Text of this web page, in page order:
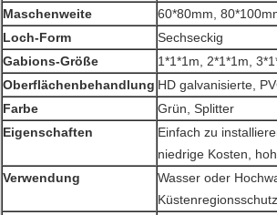
Maschenweite
60*80mm,
Loch-Form
Sechseckig
Gabions-Größe
1*1*1m, 2*1*1m,
Oberflächenbehandlung HD galvanisierte,
Farbe
Grün, Splitter
Eigenschaften
Einfach zu
niedrige Kosten,
Verwendung
Wasser oder